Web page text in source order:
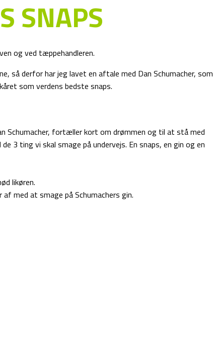
SNAPS
og ved tæppehandleren.
så derfor har jeg lavet en aftale med Dan Schumacher, som
som verdens bedste snaps.
Schumacher, fortæller kort om drømmen og til at stå med
3 ting vi skal smage på undervejs. En snaps, en gin og en
likøren.
med at smage på Schumachers gin.